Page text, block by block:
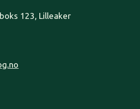
123, Lilleaker